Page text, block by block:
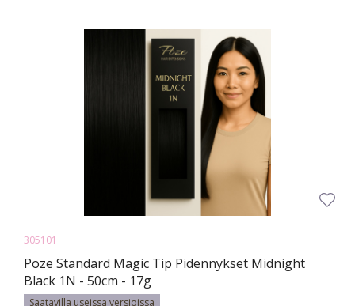
305101
Poze Standard Magic Tip Pidennykset Midnight
Black 1N - 50cm - 17g
Saatavilla useissa versioissa